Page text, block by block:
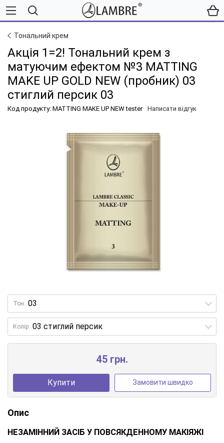
Тональний крем
Акція 1=2! Тональний крем з
матуючим ефектом №3 MATTING
MAKE UP GOLD NEW (пробник) 03
стиглий персик 03
Код продукту: MATTING MAKE UP NEW tester Написати відгук
Тон:
Колір:
45 грн.
Купити Замовити швидко
Опис
НЕЗАМІННИЙ ЗАСІБ У ПОВСЯКДЕННОМУ МАКІЯЖІ